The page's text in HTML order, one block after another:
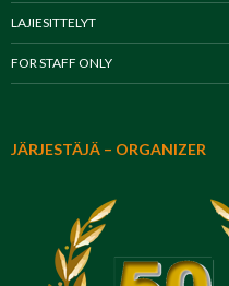
LAJIESITTELYT
FOR STAFF ONLY
JÄRJESTÄJÄ – ORGANIZER